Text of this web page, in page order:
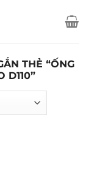
THẺ “ỐNG
D110”